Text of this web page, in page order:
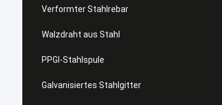
Verformter Stahlrebar
Walzdraht aus Stahl
PPGI-Stahlspule
Galvanisiertes Stahlgitter